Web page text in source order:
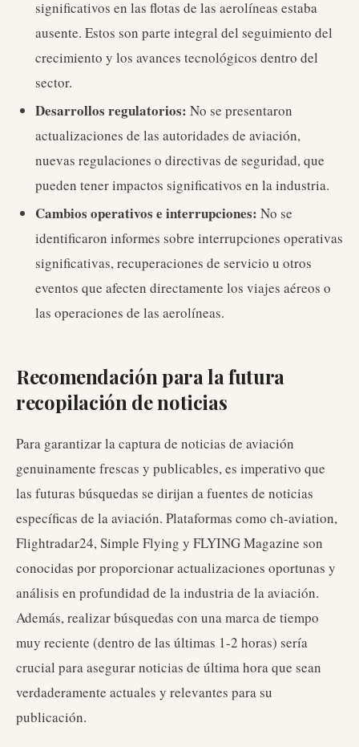
significativos en las flotas de las aerolíneas estaba
ausente. Estos son parte integral del seguimiento del
crecimiento y los avances tecnológicos dentro del
sector.
Desarrollos regulatorios: No se presentaron
actualizaciones de las autoridades de aviación,
nuevas regulaciones o directivas de seguridad, que
pueden tener impactos significativos en la industria.
Cambios operativos e interrupciones: No se
identificaron informes sobre interrupciones operativas
significativas, recuperaciones de servicio u otros
eventos que afecten directamente los viajes aéreos o
las operaciones de las aerolíneas.
Recomendación para la futura
recopilación de noticias
Para garantizar la captura de noticias de aviación
genuinamente frescas y publicables, es imperativo que
las futuras búsquedas se dirijan a fuentes de noticias
específicas de la aviación. Plataformas como ch-aviation,
Flightradar24, Simple Flying y FLYING Magazine son
conocidas por proporcionar actualizaciones oportunas y
análisis en profundidad de la industria de la aviación.
Además, realizar búsquedas con una marca de tiempo
muy reciente (dentro de las últimas 1-2 horas) sería
crucial para asegurar noticias de última hora que sean
verdaderamente actuales y relevantes para su
publicación.